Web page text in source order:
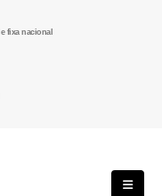
fixa nacional